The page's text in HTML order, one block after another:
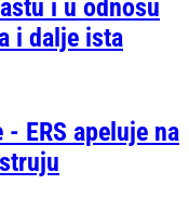
i u odnosu
i dalje ista
ERS apeluje na